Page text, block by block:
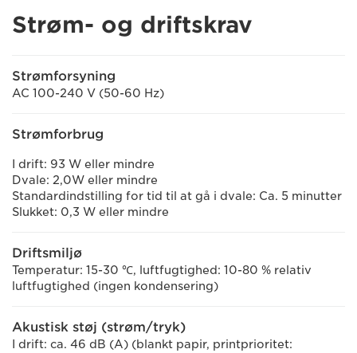
Strøm- og driftskrav
Strømforsyning
AC 100-240 V (50-60 Hz)
Strømforbrug
I drift: 93 W eller mindre
Dvale: 2,0W eller mindre
Standardindstilling for tid til at gå i dvale: Ca. 5 minutter
Slukket: 0,3 W eller mindre
Driftsmiljø
Temperatur: 15-30 ℃, luftfugtighed: 10-80 % relativ
luftfugtighed (ingen kondensering)
Akustisk støj (strøm/tryk)
I drift: ca. 46 dB (A) (blankt papir, printprioritet: